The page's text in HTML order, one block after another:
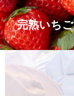
完熟いち